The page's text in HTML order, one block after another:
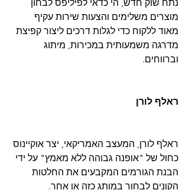
נתח שוק חדש, הי כדאי לפיליפס לבחון
מוצרים משלימים והצעות שירות עקיף
מאוד ללקוח כדי לגלות דרכים ליצור קפיצת
מדרגה משמעותית במכירות, מיתוג
וברווחים.
ראלף לורן
ראלף לורן, המעצב האמריקאי, יצר אוקיינוס ​​
כחול של "אופנה גבוהה ללא מאמץ" על ידי
הבנת הגורמים המקבעים את החלטות
הקונים לבחור במותג כזה או אחר.